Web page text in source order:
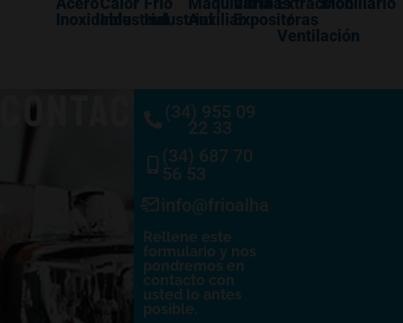
InoxidableIndustrialIndustrialAuxiliarExpositoras
/
Ventilación
CONTACTO(34) 955 09
22 33
(34) 687 70
56 53
info@frioalhambra.com
Rellene este
formulario y nos
pondremos en
contacto con
usted lo antes
posible.